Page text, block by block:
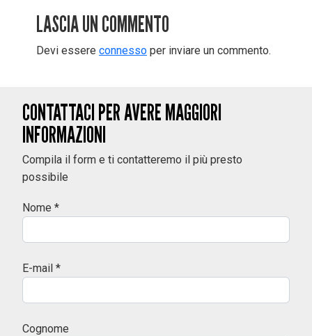
LASCIA UN COMMENTO
Devi essere connesso per inviare un commento.
CONTATTACI PER AVERE MAGGIORI
INFORMAZIONI
Compila il form e ti contatteremo il più presto
possibile
Nome *
E-mail *
Cognome